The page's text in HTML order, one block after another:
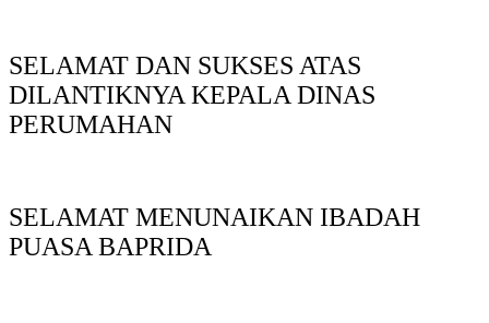
SELAMAT DAN SUKSES ATAS
DILANTIKNYA KEPALA DINAS
PERUMAHAN
SELAMAT MENUNAIKAN IBADAH
PUASA BAPRIDA